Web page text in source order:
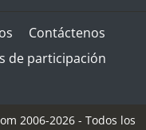
Contáctenos
de participación
2006-2026 - Todos los